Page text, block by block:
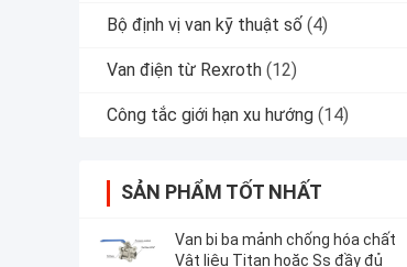
Bộ định vị van kỹ thuật số (4)
Van điện từ Rexroth (12)
Công tắc giới hạn xu hướng (14)
SẢN PHẨM TỐT NHẤT
Van bi ba mảnh chống hóa chất
Vật liệu Titan hoặc Ss đầy đủ